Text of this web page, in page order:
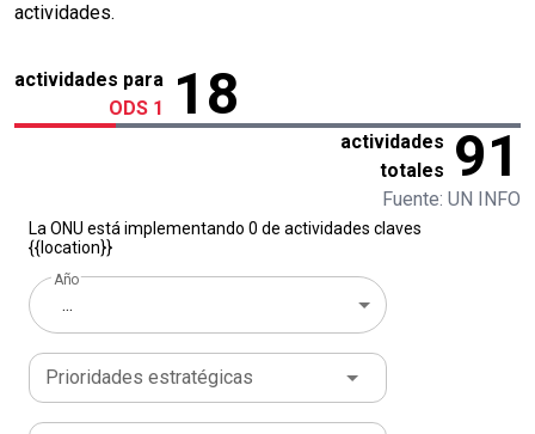
actividades.
actividades para
ODS 1
18
actividades
totales 91
Fuente: UN INFO
La ONU está implementando 0 de actividades claves
{{location}}
Año
...
Prioridades estratégicas